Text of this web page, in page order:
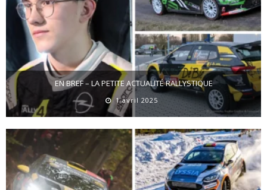
EN BREF – LA PETITE ACTUALITÉ RALLYSTIQUE
1 avril 2025